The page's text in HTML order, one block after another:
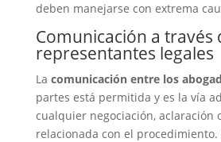
deben manejarse con extrema
Comunicación a través
representantes legales
La comunicación entre los
partes está permitida y es la vía
cualquier negociación, aclaración
relacionada con el procedimiento.